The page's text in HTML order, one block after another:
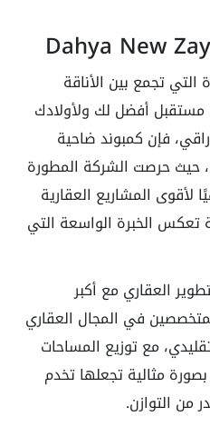
التي تجمع بين الأناقة
مستقبل أفضل لك ولأولادك
فإن كمبوند ضاحية
حيث حرصت الشركة المطورة
المشاريع العقارية
تعكس الخبرة الواسعة التي
العقاري مع أكبر
في المجال العقاري
مع توزيع المساحات
مثالية تجعلها تخدم
من التوازن.